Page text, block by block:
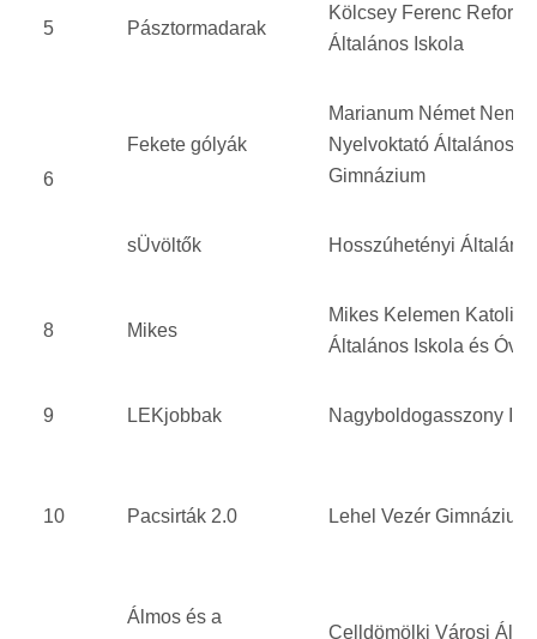
5 Pásztormadarak
Kölcsey Ferenc
Általános Iskola
6
Fekete gólyák
Marianum Német
Nyelvoktató Általános
Gimnázium
sÜvöltők Hosszúhetényi
8 Mikes
Mikes Kelemen
Általános Iskola és
9 LEKjobbak Nagyboldogasszony
10 Pacsirták 2.0 Lehel Vezér Gimnázium
Álmos és a
Celldömölki Városi